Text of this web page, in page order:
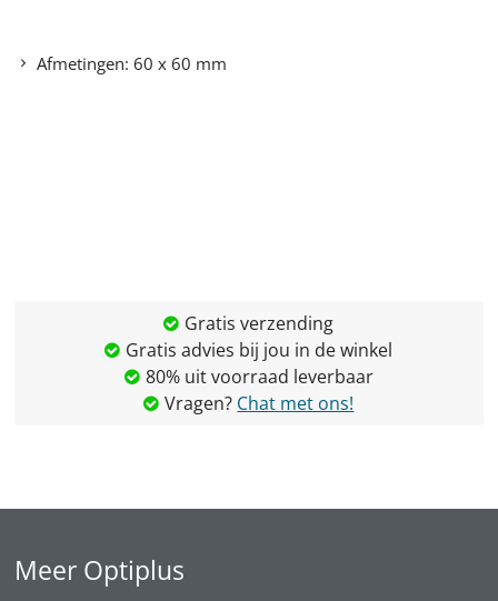
Afmetingen: 60 x 60 mm
Gratis verzending
Gratis advies bij jou in de winkel
80% uit voorraad leverbaar
Vragen? Chat met ons!
Meer Optiplus